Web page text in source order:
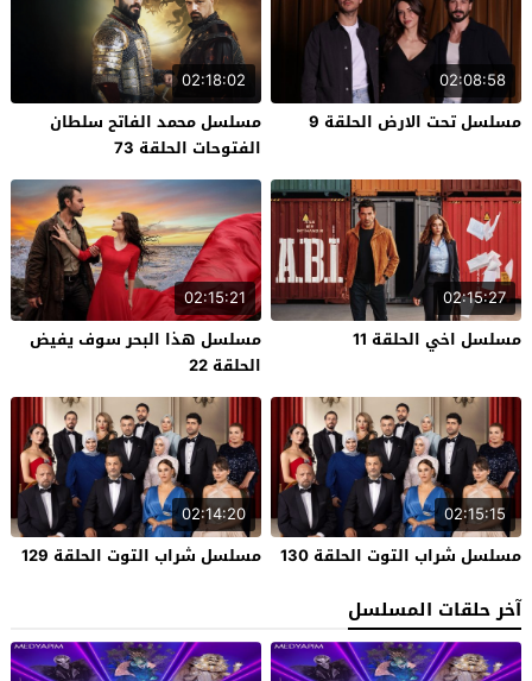
02:08:58
مسلسل تحت الارض الحلقة 9
02:18:02
مسلسل محمد الفاتح سلطان
الفتوحات الحلقة 73
02:15:27
مسلسل اخي الحلقة 11
02:15:21
مسلسل هذا البحر سوف يفيض
الحلقة 22
02:15:15
مسلسل شراب التوت الحلقة 130
02:14:20
مسلسل شراب التوت الحلقة 129
آخر حلقات المسلسل